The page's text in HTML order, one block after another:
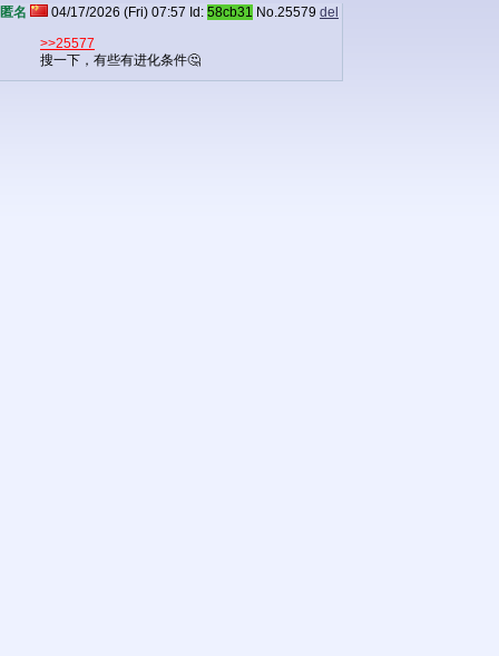
匿名 04/17/2026 (Fri) 07:57 Id: 58cb31 No.25579 del
>>25577
搜一下，有些有进化条件🤔